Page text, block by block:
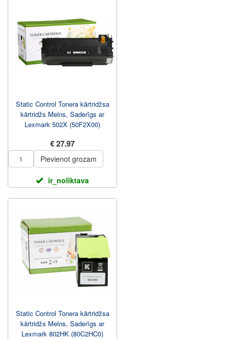
Static Control Tonera kārtridžsa
kārtridžs Melns, Saderīgs ar
Lexmark 502X (50F2X00)
€ 27.97
Pievienot grozam
ir_noliktava
Static Control Tonera kārtridžsa
kārtridžs Melns, Saderīgs ar
Lexmark 802HK (80C2HC0)